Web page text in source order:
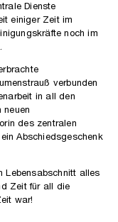
Dienste
einiger Zeit im
noch im
verbunden
in all den
neuen
des zentralen
Abschiedsgeschenk
Lebensabschnitt alles
Zeit für all die
war!